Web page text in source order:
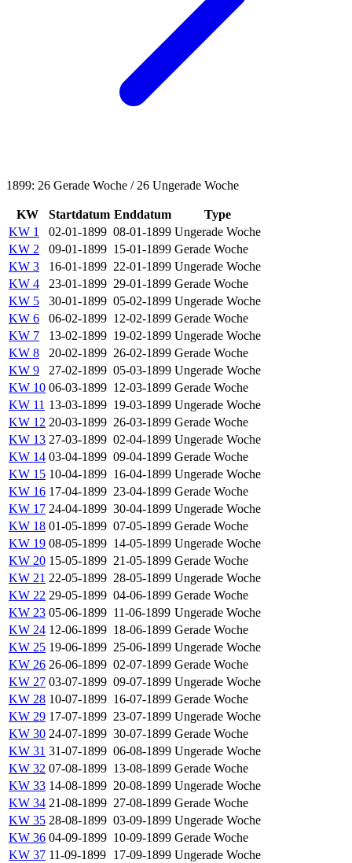
1899: 26 Gerade Woche / 26 Ungerade Woche
KW Startdatum Enddatum
Type
KW 1
02-01-1899 08-01-1899 Ungerade Woche
KW 2
09-01-1899 15-01-1899 Gerade Woche
KW 3
16-01-1899 22-01-1899 Ungerade Woche
KW 4
23-01-1899 29-01-1899 Gerade Woche
KW 5
30-01-1899 05-02-1899 Ungerade Woche
KW 6
06-02-1899 12-02-1899 Gerade Woche
KW 7
13-02-1899 19-02-1899 Ungerade Woche
KW 8
20-02-1899 26-02-1899 Gerade Woche
KW 9
27-02-1899 05-03-1899 Ungerade Woche
KW 10 06-03-1899 12-03-1899 Gerade Woche
KW 11 13-03-1899 19-03-1899 Ungerade Woche
KW 12 20-03-1899 26-03-1899 Gerade Woche
KW 13 27-03-1899 02-04-1899 Ungerade Woche
KW 14 03-04-1899 09-04-1899 Gerade Woche
KW 15 10-04-1899 16-04-1899 Ungerade Woche
KW 16 17-04-1899 23-04-1899 Gerade Woche
KW 17 24-04-1899 30-04-1899 Ungerade Woche
KW 18 01-05-1899 07-05-1899 Gerade Woche
KW 19 08-05-1899 14-05-1899 Ungerade Woche
KW 20 15-05-1899 21-05-1899 Gerade Woche
KW 21 22-05-1899 28-05-1899 Ungerade Woche
KW 22 29-05-1899 04-06-1899 Gerade Woche
KW 23 05-06-1899 11-06-1899 Ungerade Woche
KW 24 12-06-1899 18-06-1899 Gerade Woche
KW 25 19-06-1899 25-06-1899 Ungerade Woche
KW 26 26-06-1899 02-07-1899 Gerade Woche
KW 27 03-07-1899 09-07-1899 Ungerade Woche
KW 28 10-07-1899 16-07-1899 Gerade Woche
KW 29 17-07-1899 23-07-1899 Ungerade Woche
KW 30 24-07-1899 30-07-1899 Gerade Woche
KW 31 31-07-1899 06-08-1899 Ungerade Woche
KW 32 07-08-1899 13-08-1899 Gerade Woche
KW 33 14-08-1899 20-08-1899 Ungerade Woche
KW 34 21-08-1899 27-08-1899 Gerade Woche
KW 35 28-08-1899 03-09-1899 Ungerade Woche
KW 36 04-09-1899 10-09-1899 Gerade Woche
KW 37 11-09-1899 17-09-1899 Ungerade Woche